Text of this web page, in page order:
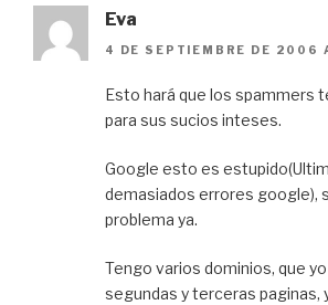
Eva
4 DE SEPTIEMBRE DE 2006
Esto hará que los spammers
para sus sucios inteses.
Google esto es
demasiados errores google),
problema ya.
Tengo varios dominios, que
segundas y terceras paginas,